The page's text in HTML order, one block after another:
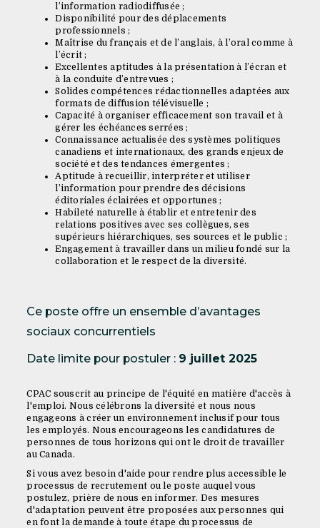
l’information radiodiffusée ;
Disponibilité pour des déplacements
professionnels ;
Maîtrise du français et de l’anglais, à l’oral comme à
l’écrit ;
Excellentes aptitudes à la présentation à l’écran et
à la conduite d’entrevues ;
Solides compétences rédactionnelles adaptées aux
formats de diffusion télévisuelle ;
Capacité à organiser efficacement son travail et à
gérer les échéances serrées ;
Connaissance actualisée des systèmes politiques
canadiens et internationaux, des grands enjeux de
société et des tendances émergentes ;
Aptitude à recueillir, interpréter et utiliser
l’information pour prendre des décisions
éditoriales éclairées et opportunes ;
Habileté naturelle à établir et entretenir des
relations positives avec ses collègues, ses
supérieurs hiérarchiques, ses sources et le public ;
Engagement à travailler dans un milieu fondé sur la
collaboration et le respect de la diversité.
Ce poste offre un ensemble d’avantages
sociaux concurrentiels
Date limite pour postuler : 9 juillet 2025
CPAC souscrit au principe de l'équité en matière d'accès à
l'emploi. Nous célébrons la diversité et nous nous
engageons à créer un environnement inclusif pour tous
les employés. Nous encourageons les candidatures de
personnes de tous horizons qui ont le droit de travailler
au Canada.
Si vous avez besoin d'aide pour rendre plus accessible le
processus de recrutement ou le poste auquel vous
postulez, prière de nous en informer. Des mesures
d'adaptation peuvent être proposées aux personnes qui
en font la demande à toute étape du processus de